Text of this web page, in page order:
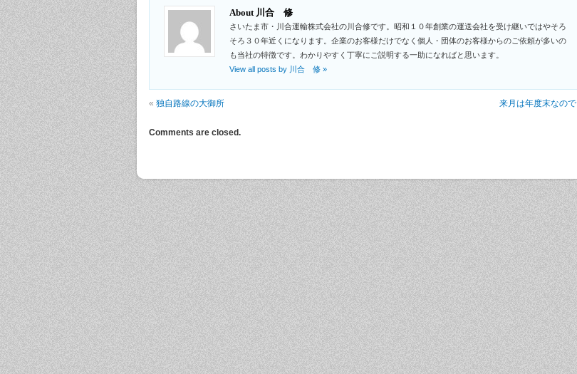
About 川合 修
さいたま市・川合運輸株式会社の川合修です。昭和１０年創業の運送会社を受け継いではやそろ
そろ３０年近くになります。企業のお客様だけでなく個人・団体のお客様からのご依頼が多いの
も当社の特徴です。わかりやすく丁寧にご説明する一助になればと思います。
View all posts by 川合 修 »
« 独自路線の大御所 来月は年度末なので
Comments are closed.